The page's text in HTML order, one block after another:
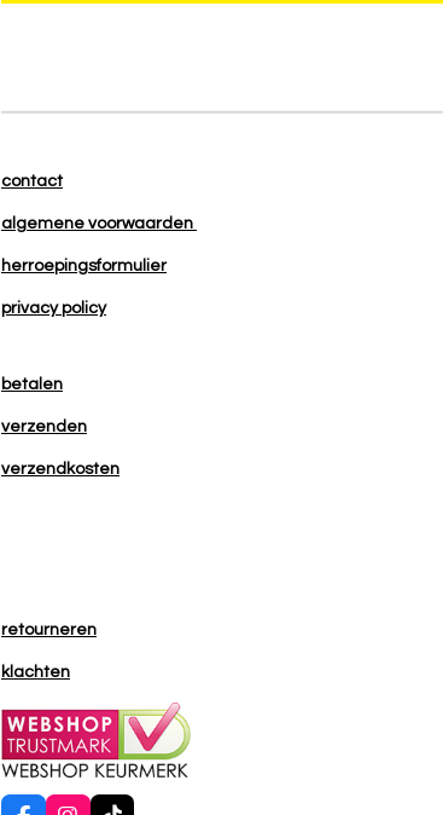
contact
algemene voorwaarden
herroepingsformulier
privacy policy
betalen
verzenden
verzendkosten
retourneren
klachten